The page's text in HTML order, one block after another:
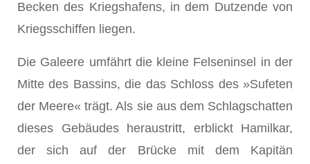
Becken des Kriegshafens, in dem Dutzende von
Kriegsschiffen liegen.
Die Galeere umfährt die kleine Felseninsel in der
Mitte des Bassins, die das Schloss des »Sufeten
der Meere« trägt. Als sie aus dem Schlagschatten
dieses Gebäudes heraustritt, erblickt Hamilkar,
der sich auf der Brücke mit dem Kapitän